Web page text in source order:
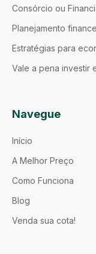
Consórcio ou
Planejamento
Estratégias para
Vale a pena investir
Navegue
Início
A Melhor Preço
Como Funciona
Blog
Venda sua cota!